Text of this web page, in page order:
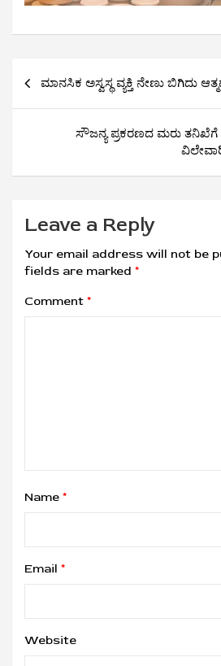
Post
navigation
ಮಾನಸಿಕ ಅಸ್ವಸ್ಥ ವ್ಯಕ್ತಿ ನೇಣು ಬಿಗಿದು
ಸೌಜನ್ಯ ಪ್ರಕರಣದ ಮರು ತನಿಖೆಗೆ
Leave a Reply
Your email address will not be
fields are marked *
Comment *
Name *
Email *
Website